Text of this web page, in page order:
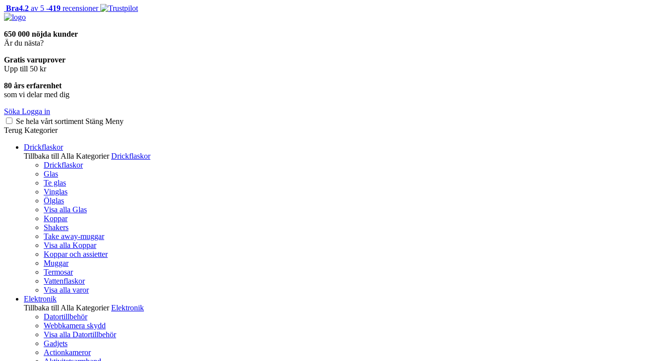
Bra4.2 av 5 -419 recensioner
650 000 nöjda kunder
Är du nästa?
Gratis varuprover
Upp till 50 kr
80 års erfarenhet
som vi delar med dig
Söka Logga in
Se hela vårt sortiment Stäng Meny
Terug Kategorier
Drickflaskor
Tillbaka till Alla Kategorier Drickflaskor
Drickflaskor
Glas
Te glas
Vinglas
Ölglas
Visa alla Glas
Koppar
Shakers
Take away-muggar
Visa alla Koppar
Koppar och assietter
Muggar
Termosar
Vattenflaskor
Visa alla varor
Elektronik
Tillbaka till Alla Kategorier Elektronik
Datortillbehör
Webbkamera skydd
Visa alla Datortillbehör
Gadjets
Actionkameror